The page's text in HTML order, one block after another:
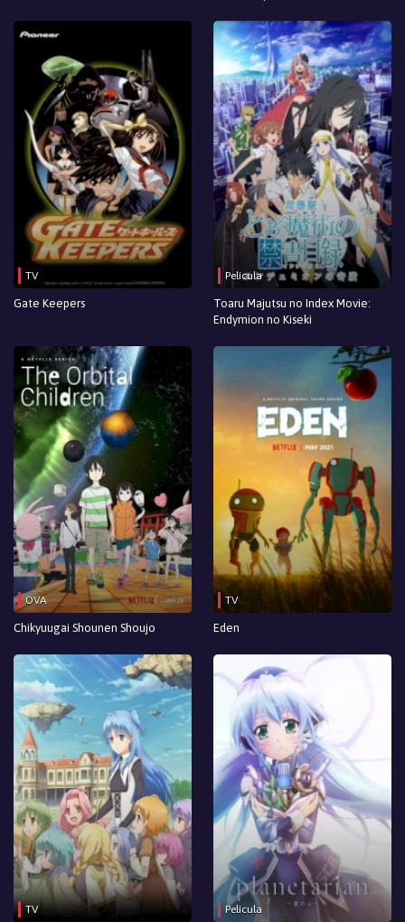
TV
Gate Keepers
Película
Toaru Majutsu no Index Movie:
Endymion no Kiseki
OVA
Chikyuugai Shounen Shoujo
TV
Eden
TV Película